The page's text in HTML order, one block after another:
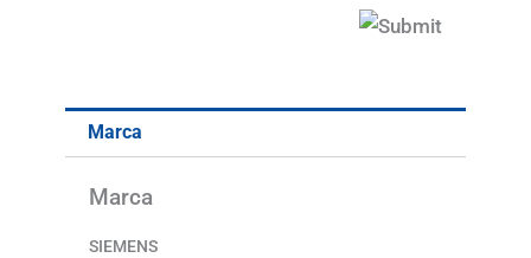
Marca
Marca
SIEMENS